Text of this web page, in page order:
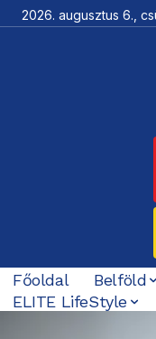
2026. augusztus 6.,
Főoldal Belföld
ELITE LifeStyle